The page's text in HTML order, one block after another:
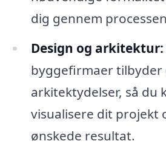
dig gennem
Design og arkitektur:
byggefirmaer tilbyder
arkitektydelser, så du
visualisere dit projekt
ønskede resultat.